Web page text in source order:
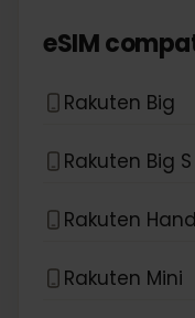
eSIM
Rakuten Big
Rakuten Big S
Rakuten Hand
Rakuten Mini